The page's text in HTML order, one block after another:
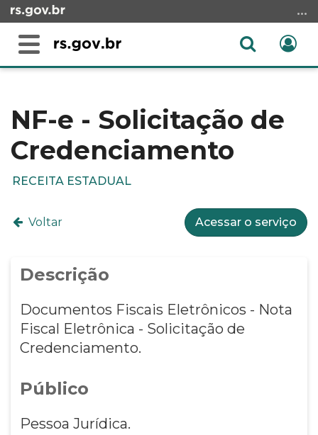
para
conteúdo
menu
para
Alterna
Abrir
conteúdo
NF-e - Solicitação de
Credenciamento
RECEITA ESTADUAL
Voltar Acessar o serviço
Descrição
Documentos Fiscais Eletrônicos - Nota
Fiscal Eletrônica - Solicitação de
Credenciamento.
Público
Pessoa Jurídica.